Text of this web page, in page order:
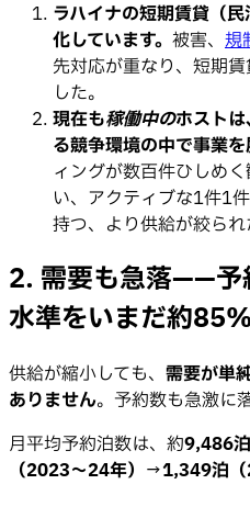
ラハイナの短期賃貸（
化しています。 被害、 規
先対応が重なり、短期
した。
現在も稼働中のホスト
る競争環境の中で事業を
ィングが数百件ひしめ
い、アクティブな1件1
持つ、より供給が絞られ
2. 需要も急落——予
水準をいまだ約
供給が縮小しても、 需要が単
ありません。予約数も急激に
月平均予約泊数は、約9,486
（2023〜24年） →1,349泊（